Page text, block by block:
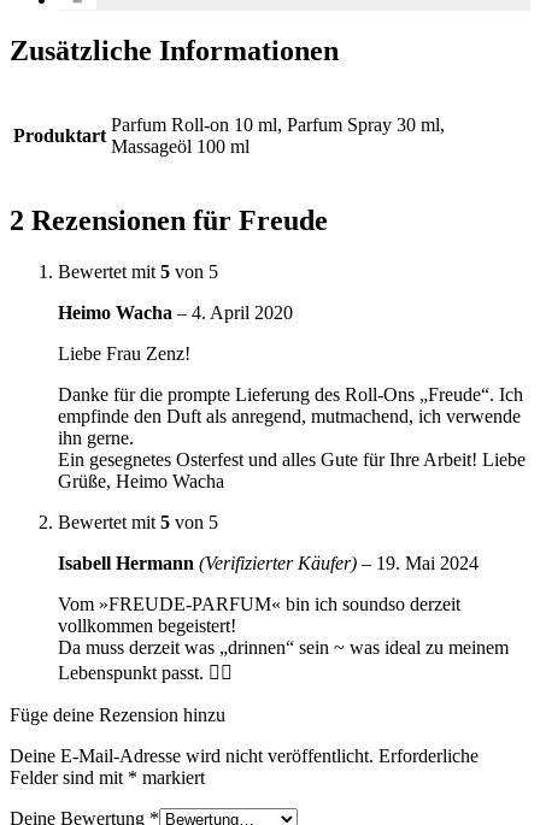
Zusätzliche Informationen
Produktart
Parfum Roll-on 10 ml, Parfum Spray 30 ml,
Massageöl 100 ml
2 Rezensionen für Freude
Bewertet mit 5 von 5
Heimo Wacha – 4. April 2020
Liebe Frau Zenz!
Danke für die prompte Lieferung des Roll-Ons „Freude“. Ich
empfinde den Duft als anregend, mutmachend, ich verwende
ihn gerne.
Ein gesegnetes Osterfest und alles Gute für Ihre Arbeit! Liebe
Grüße, Heimo Wacha
Bewertet mit 5 von 5
Isabell Hermann (Verifizierter Käufer) – 19. Mai 2024
Vom »FREUDE-PARFUM« bin ich soundso derzeit
vollkommen begeistert!
Da muss derzeit was „drinnen“ sein ~ was ideal zu meinem
Lebenspunkt passt. 👍🏼
Füge deine Rezension hinzu
Deine E-Mail-Adresse wird nicht veröffentlicht. Erforderliche
Felder sind mit * markiert
Deine Bewertung *